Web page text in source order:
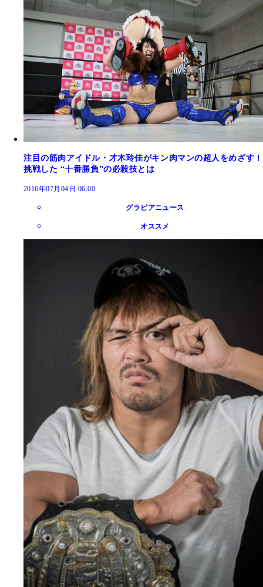
注目の筋肉アイドル・才木玲佳がキン肉マンの超人をめざす！
挑戦した “十番勝負”の必殺技とは
2016年07月04日 06:00
グラビアニュース
オススメ